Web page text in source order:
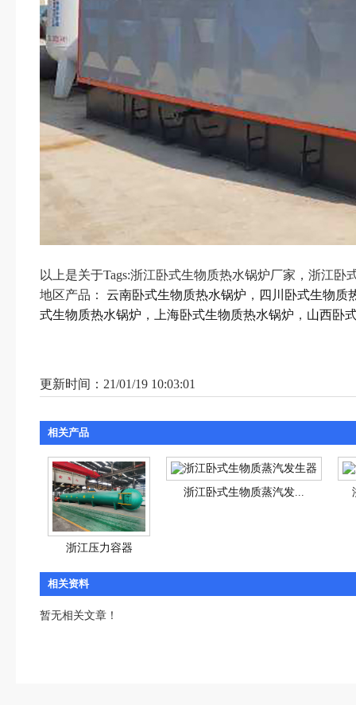
以上是关于Tags:浙江卧式生物质热水锅炉厂家，浙
地区产品： 云南卧式生物质热水锅炉 ， 四川卧式生物质
式生物质热水锅炉 ， 上海卧式生物质热水锅炉 ， 山西卧
更新时间：21/01/19 10:03:01
相关产品
浙江压力容器
浙江卧式生物质蒸汽发...
相关资料
暂无相关文章！